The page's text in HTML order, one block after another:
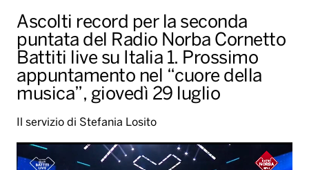
Leggerissime
Speciale Astrabilia 2026
Gallery
Ascolti record per la seconda
puntata del Radio Norba Cornetto
Battiti live su Italia 1. Prossimo
appuntamento nel “cuore della
musica”, giovedì 29 luglio
Il servizio di Stefania Losito